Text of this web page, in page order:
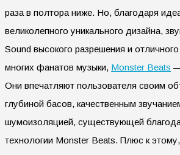
раза в полтора ниже. Но, благодаря
великолепного уникального дизайна,
Sound высокого разрешения и
многих фанатов музыки, Monster Beats —
Они впечатляют пользователя своим
глубиной басов, качественным
шумоизоляцией, существующей
технологии Monster Beats. Плюс к